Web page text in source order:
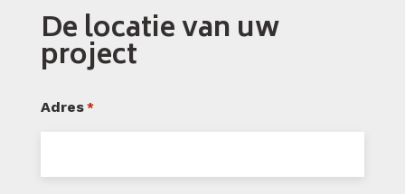
De locatie van uw
project
Adres *